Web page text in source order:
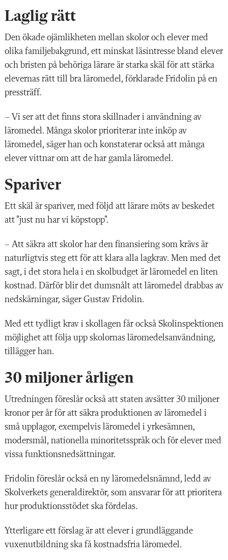
Laglig rätt
Den ökade ojämlikheten mellan skolor och elever med
olika familjebakgrund, ett minskat läsintresse bland elever
och bristen på behöriga lärare är starka skäl för att stärka
elevernas rätt till bra läromedel, förklarade Fridolin på en
pressträff.
– Vi ser att det finns stora skillnader i användning av
läromedel. Många skolor prioriterar inte inköp av
läromedel, säger han och konstaterar också att många
elever vittnar om att de har gamla läromedel.
Spariver
Ett skäl är spariver, med följd att lärare möts av beskedet
att "just nu har vi köpstopp".
– Att säkra att skolor har den finansiering som krävs är
naturligtvis steg ett för att klara alla lagkrav. Men med det
sagt, i det stora hela i en skolbudget är läromedel en liten
kostnad. Därför blir det dumsnålt att läromedel drabbas av
nedskärningar, säger Gustav Fridolin.
Med ett tydligt krav i skollagen får också Skolinspektionen
möjlighet att följa upp skolornas läromedelsanvändning,
tillägger han.
30 miljoner årligen
Utredningen föreslår också att staten avsätter 30 miljoner
kronor per år för att säkra produktionen av läromedel i
små upplagor, exempelvis läromedel i yrkesämnen,
modersmål, nationella minoritetsspråk och för elever med
vissa funktionsnedsättningar.
Fridolin föreslår också en ny läromedelsnämnd, ledd av
Skolverkets generaldirektör, som ansvarar för att prioritera
hur produktionsstödet ska fördelas.
Ytterligare ett förslag är att elever i grundläggande
vuxenutbildning ska få kostnadsfria läromedel.